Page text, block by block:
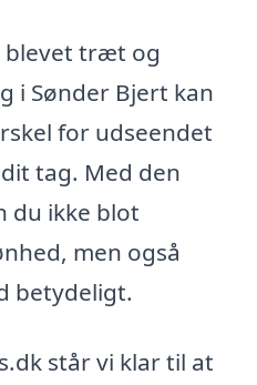
blevet træt og
i Sønder Bjert kan
for udseendet
tag. Med den
du ikke blot
men også
betydeligt.
står vi klar til at